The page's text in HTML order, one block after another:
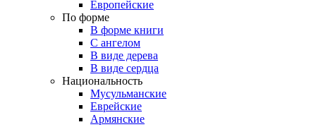
Европейские
По форме
В форме книги
С ангелом
В виде дерева
В виде сердца
Национальность
Мусульманские
Еврейские
Армянские